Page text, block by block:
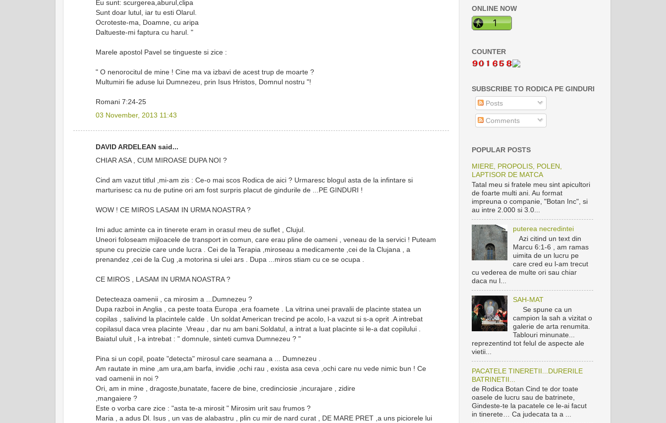
Eu sunt: scurgerea,aburul,clipa
Sunt doar lutul, iar tu esti Olarul.
Ocroteste-ma, Doamne, cu aripa
Daltueste-mi faptura cu harul. "
Marele apostol Pavel se tingueste si zice :
" O nenorocitul de mine ! Cine ma va izbavi de acest trup de moarte ?
Multumiri fie aduse lui Dumnezeu, prin Isus Hristos, Domnul nostru "!
Romani 7:24-25
03 November, 2013 11:43
DAVID ARDELEAN said...
CHIAR ASA , CUM MIROASE DUPA NOI ?
Cind am vazut titlul ,mi-am zis : Ce-o mai scos Rodica de aici ? Urmaresc blogul asta de la infintare si
marturisesc ca nu de putine ori am fost surpris placut de gindurile de ...PE GINDURI !
WOW ! CE MIROS LASAM IN URMA NOASTRA ?
Imi aduc aminte ca in tinerete eram in orasul meu de suflet , Clujul.
Uneori foloseam mijloacele de transport in comun, care erau pline de oameni , veneau de la servici ! Puteam
spune cu precizie care unde lucra . Cei de la Terapia ,miroseau a medicamente ,cei de la Clujana , a
prenandez ,cei de la Cug ,a motorina si ulei ars . Dupa ...miros stiam cu ce se ocupa .
CE MIROS , LASAM IN URMA NOASTRA ?
Detecteaza oamenii , ca mirosim a ...Dumnezeu ?
Dupa razboi in Anglia , ca peste toata Europa ,era foamete . La vitrina unei pravalii de placinte statea un
copilas , salivind la placintele calde . Un soldat American trecind pe acolo, l-a vazut si s-a oprit .A intrebat
copilasul daca vrea placinte .Vreau , dar nu am bani.Soldatul, a intrat a luat placinte si le-a dat copilului .
Baiatul uluit , l-a intrebat : " domnule, sinteti cumva Dumnezeu ? "
Pina si un copil, poate "detecta" mirosul care seamana a ... Dumnezeu .
Am rautate in mine ,am ura,am barfa, invidie ,ochi rau , exista asa ceva ,ochi care nu vede nimic bun ! Ce
vad oamenii in noi ?
Ori, am in mine , dragoste,bunatate, facere de bine, credinciosie ,incurajare , zidire
,mangaiere ?
Este o vorba care zice : "asta te-a mirosit " Mirosim urit sau frumos ?
Maria , a adus Dl. Isus , un vas de alabastru , plin cu mir de nard curat , DE MARE PRET ,a uns piciorele lui
ONLINE NOW
COUNTER
SUBSCRIBE TO RODICA PE GINDURI
Posts
Comments
POPULAR POSTS
MIERE, PROPOLIS, POLEN,
LAPTISOR DE MATCA
Tatal meu si fratele meu sint apicultori
de foarte multi ani. Au format
impreuna o companie, "Botan Inc", si
au intre 2.000 si 3.0...
puterea necredintei
Azi citind un text din
Marcu 6:1-6 , am ramas
uimita de un lucru pe
care cred eu l-am trecut
cu vederea de multe ori sau chiar
daca nu l...
SAH-MAT
Se spune ca un
campion la sah a vizitat o
galerie de arta renumita.
Tablouri minunate...
reprezentind tot felul de aspecte ale
vietii...
PACATELE TINERETII...DURERILE
BATRINETII...
de Rodica Botan Cind te dor toate
oasele de lucru sau de batrinete,
Gindeste-te la pacatele ce le-ai facut
in tinerete… Ca judecata ta a ...